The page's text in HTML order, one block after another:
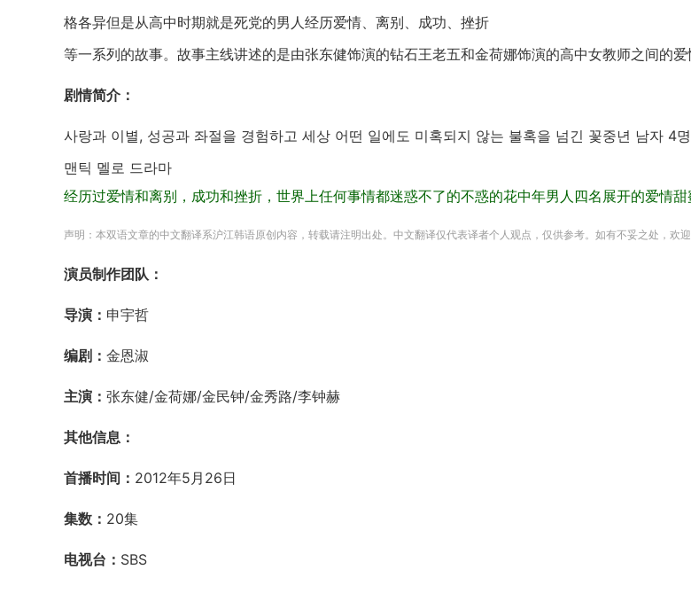
格各异但是从高中时期就是死党的男人经历爱情、离别、成功、挫折
等一系列的故事。故事主线讲述的是由张东健饰演的钻石王老五和金荷娜饰演的高中女教师之间的爱
剧情简介：
사랑과 이별, 성공과 좌절을 경험하고 세상 어떤 일에도 미혹되지 않는 불혹을 넘긴 꽃중년 남자 4
맨틱 멜로 드라마
经历过爱情和离别，成功和挫折，世界上任何事情都迷惑不了的不惑的花中年男人四名展开的爱情甜
声明：本双语文章的中文翻译系沪江韩语原创内容，转载请注明出处。中文翻译仅代表译者个人观点，仅供参考。如有不妥之处，欢迎
演员制作团队：
导演： 申宇哲
编剧： 金恩淑
主演： 张东健/金荷娜/金民钟/金秀路/李钟赫
其他信息：
首播时间： 2012年5月26日
集数： 20集
电视台： SBS